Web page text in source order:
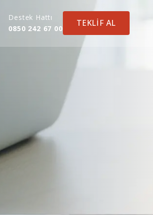
Destek Hattı
0850 242 67 00
TEKLİF AL